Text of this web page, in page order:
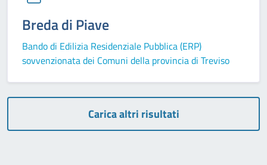
Breda di Piave
Bando di Edilizia Residenziale Pubblica (ERP)
sovvenzionata dei Comuni della provincia di Treviso
Carica altri risultati